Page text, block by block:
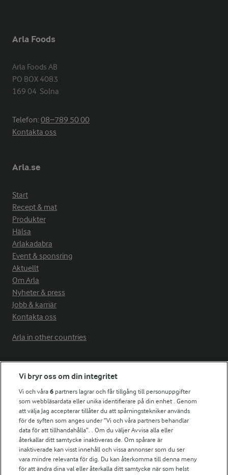
Arla Foods
Arla Foods AB
PO BOX 4083
169 04  Solna
Telefon:08−789 50 00
Kontakta oss
Arla.se
Start
Recept & mat
Produkter
Hälsa
Arlakadabra
Event & sponsring
Aktuellt
Om Arla
Nyheter & press
Jobb & karriär
Kontakta oss
Arla in other countries
Fler Arlasajter
För ägare
Arlas kundportal
Arla.com
Falbygdens Ost
Arla webbshop
Bildbank
Vi bryr oss om din integritet
Vi och våra6 partners lagrar och får tillgång till personuppgifter
som webbläsardata eller unika identifierare på din enhet . Genom
att välja Jag accepterar tillåter du att spårningstekniker används
för de syften som anges under ”Vi och våra partners behandlar
data för att tillhandahålla”. . Om du väljer Avvisa alla eller
återkallar ditt samtycke inaktiveras de. Om spårare är
inaktiverade kan visst innehåll och vissa annonser som du ser
vara mindre relevanta för dig. Du kan återkomma till denna meny
för att ändra dina val eller återkalla ditt samtycke när som helst